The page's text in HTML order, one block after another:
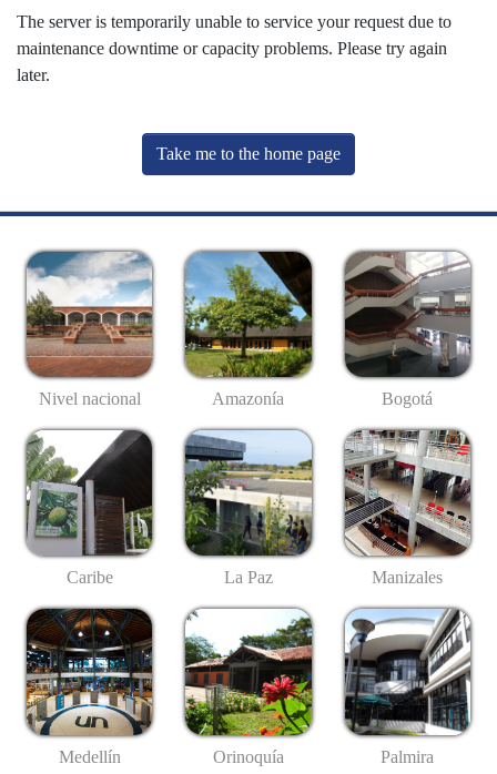
The server is temporarily unable to service your request due to
maintenance downtime or capacity problems. Please try again
later.
Take me to the home page
Nivel nacional Amazonía Bogotá
Caribe La Paz Manizales
Medellín Orinoquía Palmira